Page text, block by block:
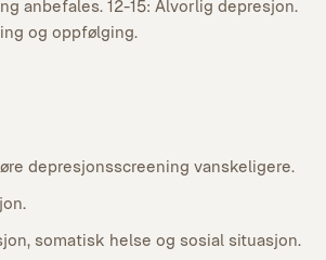
anbefales. 12-15: Alvorlig depresjon.
og oppfølging.
depresjonsscreening vanskeligere.
somatisk helse og sosial situasjon.